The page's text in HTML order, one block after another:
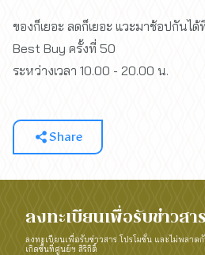
ของก็เยอะ ลดก็เยอะ แวะมาช้อปกันไ
Best Buy ครั้งที่ 50
ระหว่างเวลา 10.00 - 20.00 น.
Share
ลงทะเบียนเพื่อรับข่าวส
ลงทะเบียนเพื่อรับข่าวสาร โปรโมชั่น และไม่พลาด
เกิดขึ้นที่ศูนย์ฯ สิริกิติ์